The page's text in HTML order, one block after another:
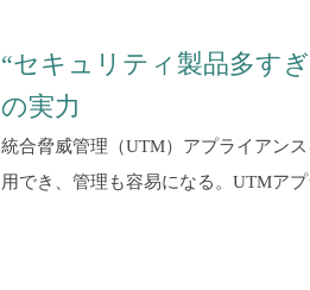
“セキュリティ製品多す
の実力
統合脅威管理（UTM）アプライアン
用でき、管理も容易になる。UTMア